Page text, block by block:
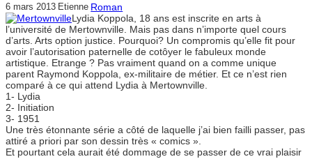
6 mars 2013 Etienne Roman
Lydia Koppola, 18 ans est inscrite en arts à
l’université de Mertownville. Mais pas dans n’importe quel cours
d’arts. Arts option justice. Pourquoi? Un compromis qu’elle fit pour
avoir l’autorisation paternelle de cotôyer le fabuleux monde
artistique. Etrange ? Pas vraiment quand on a comme unique
parent Raymond Koppola, ex-militaire de métier. Et ce n’est rien
comparé à ce qui attend Lydia à Mertownville.
1- Lydia
2- Initiation
3- 1951
Une très étonnante série a côté de laquelle j’ai bien failli passer, pas
attiré a priori par son dessin très « comics ».
Et pourtant cela aurait été dommage de se passer de ce vrai plaisir